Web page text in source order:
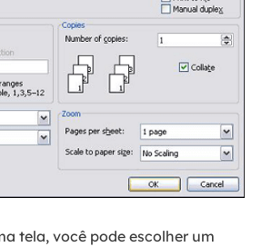
tela, você pode escolher um